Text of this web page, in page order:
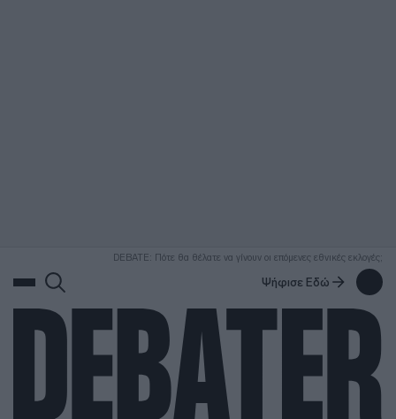
DEBATE: Πότε θα θέλατε να γίνουν οι επόμενες εθνικές εκλογές;
Ψήφισε Εδώ